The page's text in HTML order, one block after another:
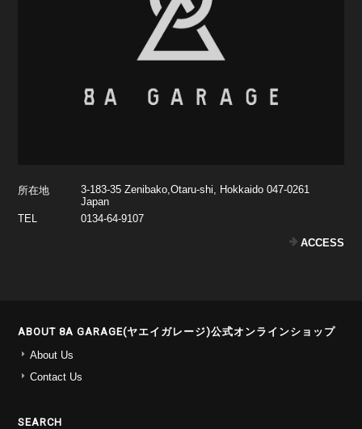
所在地
3-183-35 Zenibako,Otaru-shi, Hokkaido 047-0261
Japan
TEL
0134-64-9107
ACCESS
ABOUT 8A GARAGE(ヤエイガレージ)公式オンラインショップ
About Us
Contact Us
SEARCH